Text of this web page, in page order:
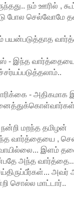
நம் ஊரில் ,
போல செல்வோமே
பயன்படுத்தாத
- இந்த
-
நன்றி மறந்த தமிழன்
வார்த்தையை ,
இளம்
அந்த வார்த்தை...
சொல்ல மாட்டார்..